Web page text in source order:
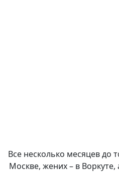
Все несколько месяцев до
Москве, жених – в